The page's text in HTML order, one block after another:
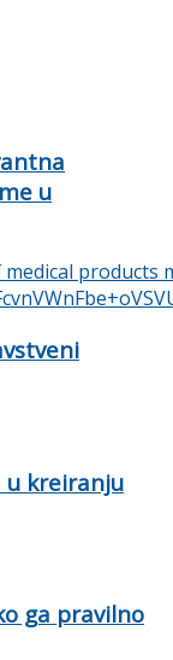
u
kreiranju
ga pravilno